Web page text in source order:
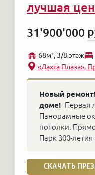
лучшая
31'900'000
68м², 3/8 этаж
«Лахта Плаза»,
Новый
доме! Первая
Панорамные
потолки.
Парк 300-летия
СКАЧАТЬ